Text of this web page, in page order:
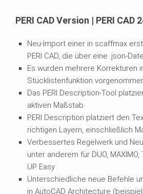
PERI CAD Version | PERI CAD
Neu-Import einer in scaffmax
PERI CAD, die über eine .json-
Es wurden mehrere Korrekturen
Stücklistenfunktion
Das PERI Description-Tool
aktiven Maßstab
PERI Description platziert den
richtigen Layern, einschließlich
Verbessertes Regelwerk und
unter anderem für DUO, MAXIMO,
UP Easy
Unterschiedliche neue Befehle
in AutoCAD Architecture